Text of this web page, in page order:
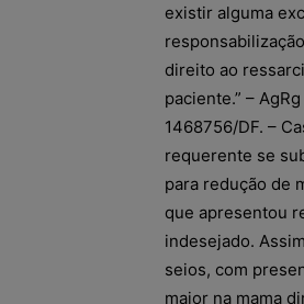
existir alguma
direito ao
paciente.” –
1468756/DF. –
requerente se
para redução de
que apresentou
indesejado.
seios, com
maior na mama